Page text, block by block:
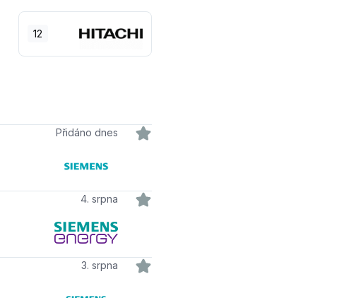
12
Přidáno dnes
4. srpna
3. srpna